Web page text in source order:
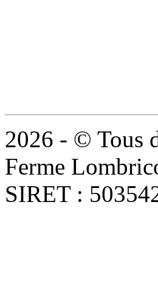
2026 - © Tous
Ferme
SIRET :